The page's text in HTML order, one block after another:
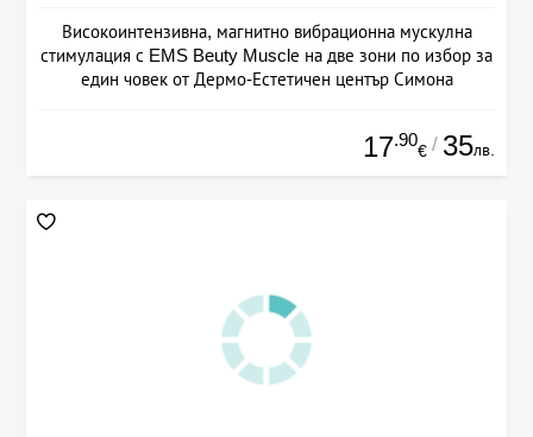
Високоинтензивна, магнитно вибрационна мускулна
стимулация с EMS Beuty Musclе на две зони по избор за
един човек от Дермо-Естетичен център Симона
17.90
€ / 35лв.